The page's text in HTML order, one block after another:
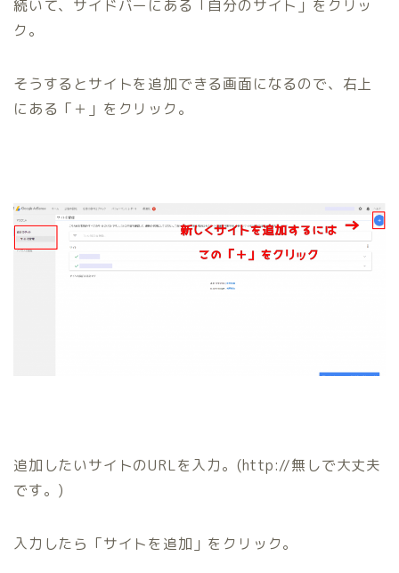
続いて、サイドバーにある 「自分のサイト」 をクリッ
ク。
そうするとサイトを追加できる画面になるので、右上
にある 「＋」 をクリック。
追加したいサイトのURLを入力。(http://無しで大丈夫
です。)
入力したら 「サイトを追加」 をクリック。